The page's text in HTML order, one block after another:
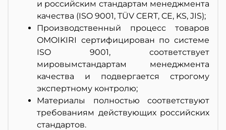
и российским стандартам менеджмента
качества (ISO 9001, TÜV CERT, CE, KS, JIS);
Производственный процесс товаров
OMOIKIRI сертифицирован по системе
ISO 9001, соответствует
мировымстандартам менеджмента
качества и подвергается строгому
экспертному контролю;
Материалы полностью соответствуют
требованиям действующих российских
стандартов.